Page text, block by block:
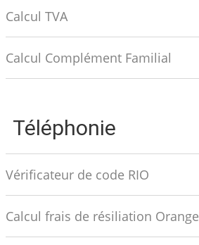
Calcul TVA
Calcul Complément Familial
Téléphonie
Vérificateur de code RIO
Calcul frais de résiliation Orange